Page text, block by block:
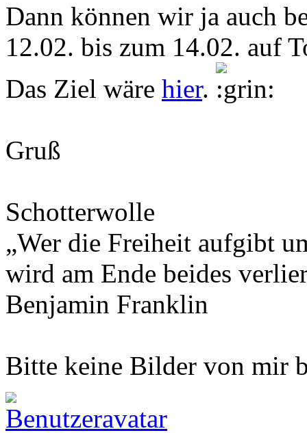
Dann können wir ja auch
12.02. bis zum 14.02. auf
Das Ziel wäre hier.
Gruß
Schotterwolle
„Wer die Freiheit aufgibt
wird am Ende beides
Benjamin Franklin
Bitte keine Bilder von mir